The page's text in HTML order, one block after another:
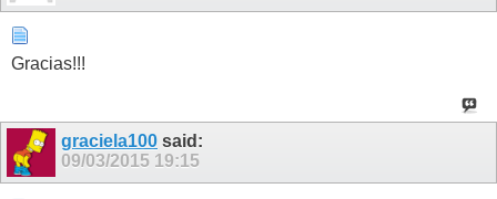
Gracias!!!
graciela100 said:
09/03/2015 19:15